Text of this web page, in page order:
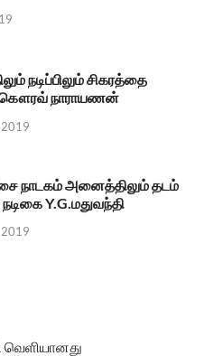
நடிப்பிலும் சிகரத்தை
நாராயணன்
நாடகம் அனைத்திலும் தடம்
நடிகை Y.G.மதுவந்தி
வெளியானது